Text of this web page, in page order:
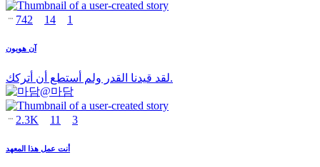
742 14 1
آن هويون
لقد قيدنا القدر ولم أستطع أن أتركك.
@마담
2.3K 11 3
أنت عمل هذا المعهد